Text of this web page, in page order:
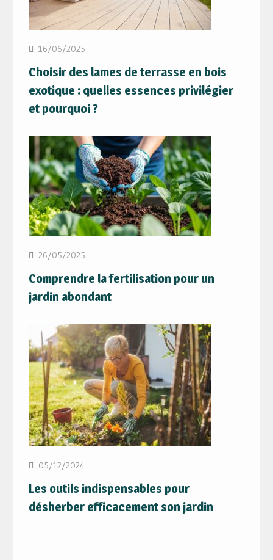
16/06/2025
Choisir des lames de terrasse en bois
exotique : quelles essences privilégier
et pourquoi ?
26/05/2025
Comprendre la fertilisation pour un
jardin abondant
05/12/2024
Les outils indispensables pour
désherber efficacement son jardin